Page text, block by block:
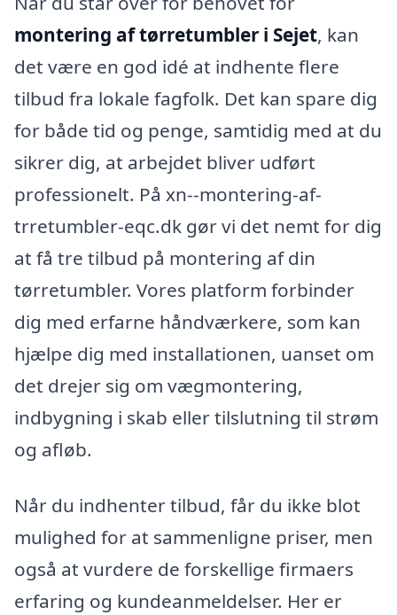
montering af tørretumbler i Sejet, kan
det være en god idé at indhente flere
tilbud fra lokale fagfolk. Det kan spare dig
for både tid og penge, samtidig med at du
sikrer dig, at arbejdet bliver udført
professionelt. På xn--montering-af-
trretumbler-eqc.dk gør vi det nemt for dig
at få tre tilbud på montering af din
tørretumbler. Vores platform forbinder
dig med erfarne håndværkere, som kan
hjælpe dig med installationen, uanset om
det drejer sig om vægmontering,
indbygning i skab eller tilslutning til strøm
og afløb.
Når du indhenter tilbud, får du ikke blot
mulighed for at sammenligne priser, men
også at vurdere de forskellige firmaers
erfaring og kundeanmeldelser. Her er